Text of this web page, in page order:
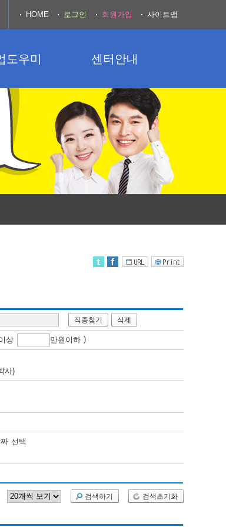
도우미 센터안내
HOME 로그인 회원가입 사이트맵
직종찾기 삭제
상 만원이하 )
사)
검색하기 검색초기화